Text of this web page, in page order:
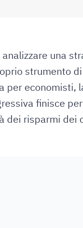
una
strumento
per economisti,
finisce
dei risparmi dei